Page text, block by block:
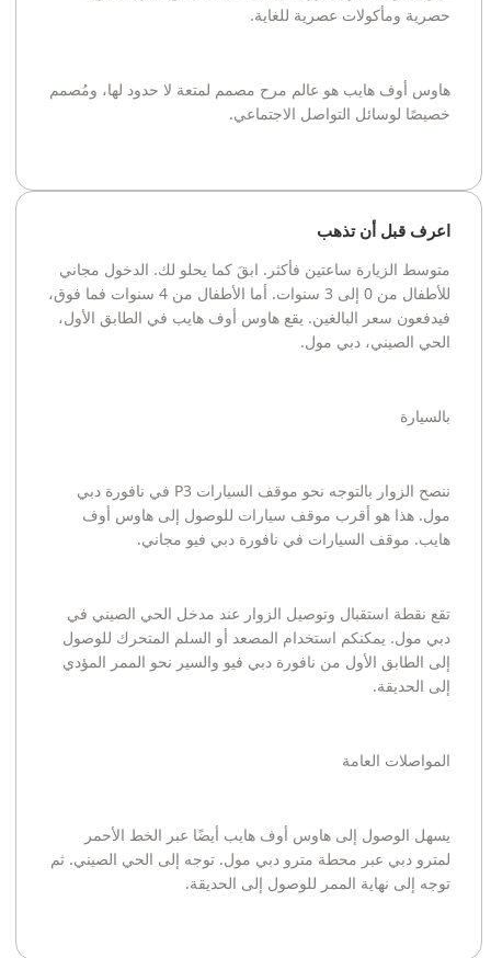
حصرية ومأكولات عصرية للغاية.
هاوس أوف هايب هو عالم مرح مصمم لمتعة لا حدود لها، ومُصمم
خصيصًا لوسائل التواصل الاجتماعي.
اعرف قبل أن تذهب
متوسط ​​الزيارة ساعتين فأكثر. ابقَ كما يحلو لك. الدخول مجاني
للأطفال من 0 إلى 3 سنوات. أما الأطفال من 4 سنوات فما فوق،
فيدفعون سعر البالغين. يقع هاوس أوف هايب في الطابق الأول،
الحي الصيني، دبي مول.
بالسيارة
ننصح الزوار بالتوجه نحو موقف السيارات P3 في نافورة دبي
مول. هذا هو أقرب موقف سيارات للوصول إلى هاوس أوف
هايب. موقف السيارات في نافورة دبي فيو مجاني.
تقع نقطة استقبال وتوصيل الزوار عند مدخل الحي الصيني في
دبي مول. يمكنكم استخدام المصعد أو السلم المتحرك للوصول
إلى الطابق الأول من نافورة دبي فيو والسير نحو الممر المؤدي
إلى الحديقة.
المواصلات العامة
يسهل الوصول إلى هاوس أوف هايب أيضًا عبر الخط الأحمر
لمترو دبي عبر محطة مترو دبي مول. توجه إلى الحي الصيني. ثم
توجه إلى نهاية الممر للوصول إلى الحديقة.